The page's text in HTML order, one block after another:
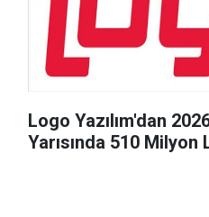
Logo Yazılım'dan
Yarısında 510 Milyon